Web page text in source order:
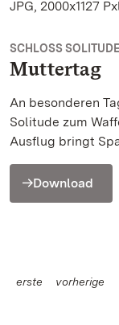
JPG, 2000x1127
SCHLOSS
Muttertag
An besonderen
Solitude zum
Ausflug bringt
Download
erste vorherige